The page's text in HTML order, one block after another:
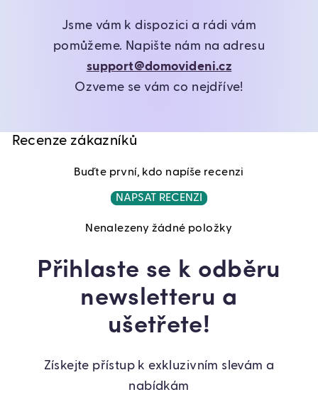
Jsme vám k dispozici a rádi vám
pomůžeme. Napište nám na adresu
support@domovideni.cz
Ozveme se vám co nejdříve!
Recenze zákazníků
Buďte první, kdo napíše recenzi
NAPSAT RECENZI
Nenalezeny žádné položky
Přihlaste se k odběru
newsletteru a
ušetřete!
Získejte přístup k exkluzivním slevám a
nabídkám